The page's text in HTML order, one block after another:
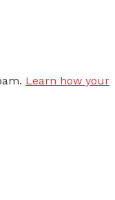
Learn how your